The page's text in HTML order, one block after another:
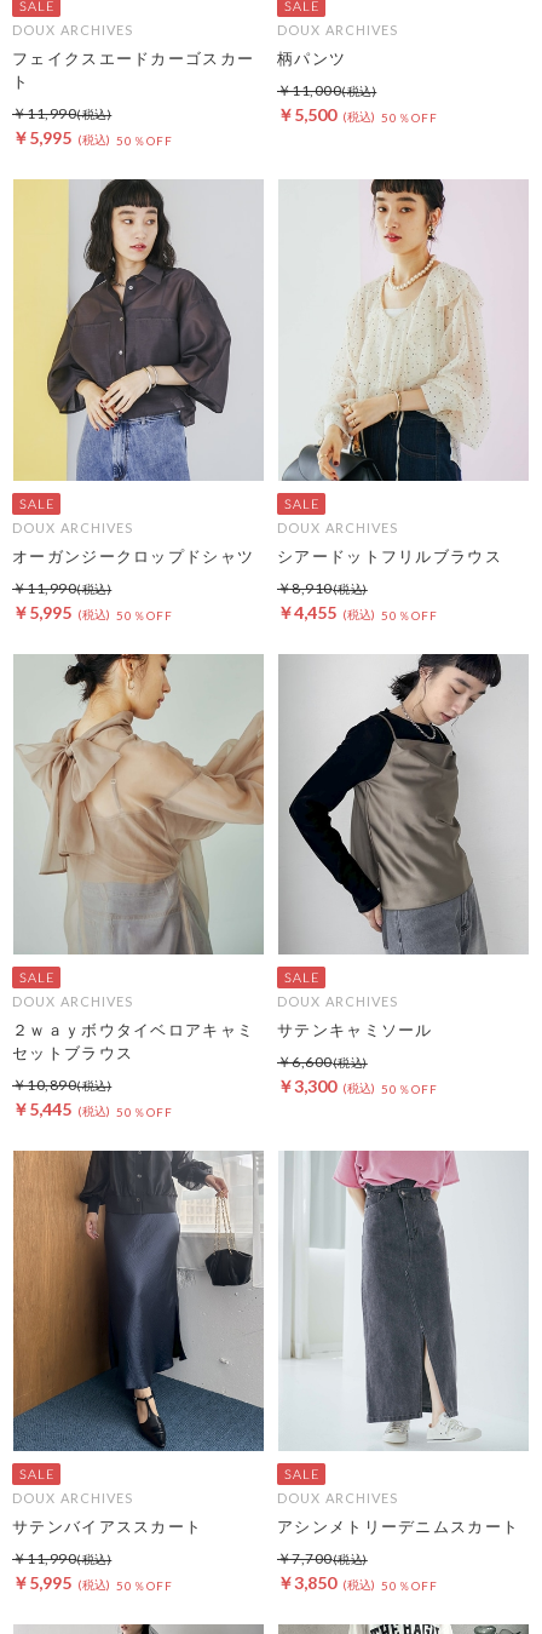
DOUX ARCHIVES
フェイクスエードカーゴスカー
ト
￥5,995 50％OFF
￥11,990
DOUX ARCHIVES
柄パンツ
￥5,500 50％OFF
￥11,000
DOUX ARCHIVES
オーガンジークロップドシャツ
￥5,995 50％OFF
￥11,990
DOUX ARCHIVES
シアードットフリルブラウス
￥4,455 50％OFF
￥8,910
DOUX ARCHIVES
２ｗａｙボウタイベロアキャミ
セットブラウス
￥5,445 50％OFF
￥10,890
DOUX ARCHIVES
サテンキャミソール
￥3,300 50％OFF
￥6,600
DOUX ARCHIVES
サテンバイアススカート
￥5,995 50％OFF
￥11,990
DOUX ARCHIVES
アシンメトリーデニムスカート
￥3,850 50％OFF
￥7,700